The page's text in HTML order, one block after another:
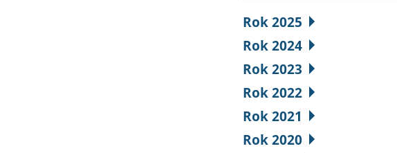
Rok 2025
Rok 2024
Rok 2023
Rok 2022
Rok 2021
Rok 2020